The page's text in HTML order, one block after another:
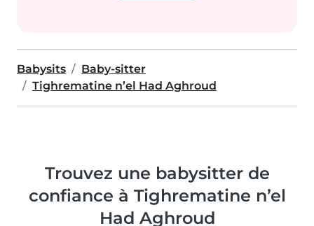
Babysits
Baby-sitter
Tighrematine n’el Had Aghroud
Trouvez une babysitter de
confiance à Tighrematine n’el
Had Aghroud